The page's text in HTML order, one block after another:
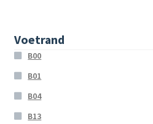
Voetrand
B00
B01
B04
B13